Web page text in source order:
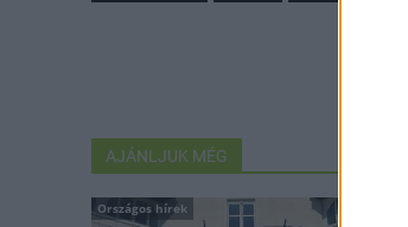
AJÁNLJUK MÉG
Országos hírek